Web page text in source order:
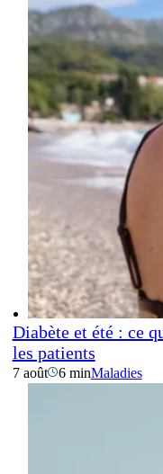
Diabète et été : ce
les patients
7 août 6 minMaladies